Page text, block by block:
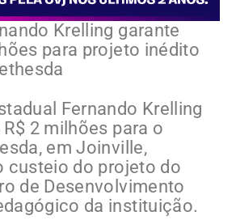
Krelling garante
para projeto inédito
Fernando Krelling
2 milhões para o
em Joinville,
custeio do projeto do
de Desenvolvimento
da instituição.